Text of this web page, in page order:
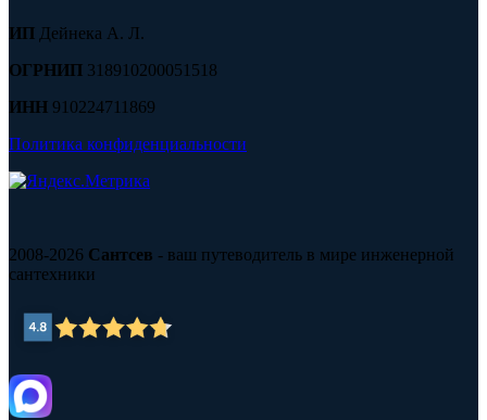
ИП Дейнека А. Л.
ОГРНИП 318910200051518
ИНН 910224711869
Политика конфиденциальности
2008-2026 Сантсев - ваш путеводитель в мире инженерной
сантехники